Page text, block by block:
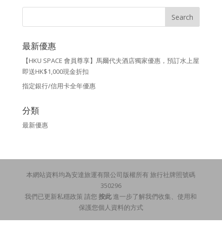
最新優惠
【HKU SPACE 會員尊享】馬爾代夫酒店獨家優惠，預訂水上屋
即送HK$1,000現金折扣
指定銀行/信用卡全年優惠
分類
最新優惠
本網站資料均為安達旅運有限公司版權所有 旅行社牌照號碼
350296
我們已更新私穩政策 請您按此 進一步了解我們收集、使用和
保護您個人資料的方式